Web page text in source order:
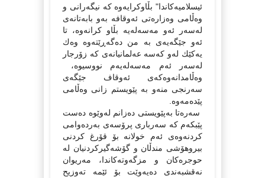
ئیسلامیه‌كاندا" بڵاوكرایەوە كە نیگەرانی و
وەڵامی وەزارەتی ئەوقافە بەو بابەتانەی
لەسەر ئەو مەسەلەیە بڵاو كرانەوە، تا
ئەو جێگەیەی بە من دەگەڕێتەوە وەك
یەكێك لەو كەسە عەلمانیانەی كە زۆرجار
لەسەر ئەم مەسەلەیەم نووسیوە،
وەڵامدانەوەكەی ئەوقاف جێگەی
سەرنجی منەو بە پێویستم زانی وەڵامی
پێدەمەوە.
سەرەتا بەپێویستی دەزانم لەوێوە دەست
پێبكەم كە سەرباری پرۆسەی بەردەوامی
كردنەوەی ئەم خولانە بۆ قۆرغ كردنی
بیروهۆشی مندڵان و گۆشەگیركردنیان لە
حوجرەكان و مزگەوتەكاندا، مەریوان
نەقشبەندی دەیەوێت بۆ ئێمە تەوزیح